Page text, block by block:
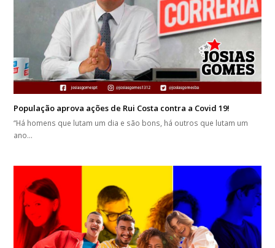
População aprova ações de Rui Costa contra a Covid 19!
“Há homens que lutam um dia e são bons, há outros que lutam um
ano…